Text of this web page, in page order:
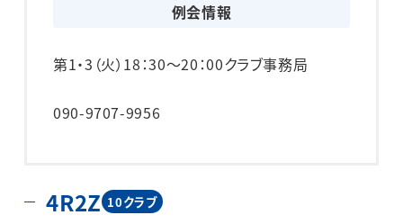
例会情報
第1・3（火） 18：30～20：00クラブ事務局
090-9707-9956
4R2Z 10クラブ